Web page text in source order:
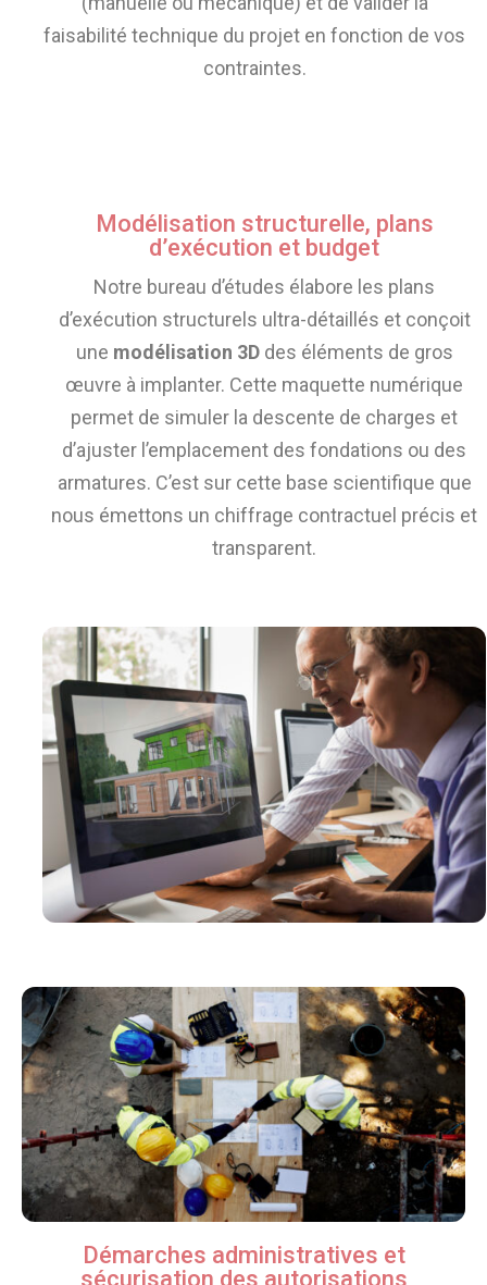
faisabilité technique du projet en fonction de vos
contraintes.
Modélisation structurelle, plans
d’exécution et budget
Notre bureau d’études élabore les plans
d’exécution structurels ultra-détaillés et conçoit
une modélisation 3Ddes éléments de gros
œuvre à implanter. Cette maquette numérique
permet de simuler la descente de charges et
d’ajuster l’emplacement des fondations ou des
armatures. C’est sur cette base scientifique que
nous émettons un chiffrage contractuel précis et
transparent.
Démarches administratives et
sécurisation des autorisations